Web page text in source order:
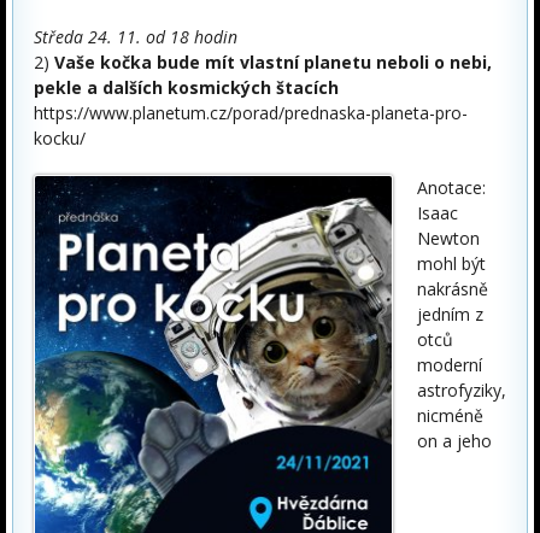
Středa 24. 11. od 18 hodin
2) Vaše kočka bude mít vlastní planetu neboli o nebi,
pekle a dalších kosmických štacích
https://www.planetum.cz/porad/prednaska-planeta-pro-
kocku/
Anotace:
Isaac
Newton
mohl být
nakrásně
jedním z
otců
moderní
astrofyziky,
nicméně
on a jeho